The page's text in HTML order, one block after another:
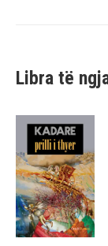
Libra të